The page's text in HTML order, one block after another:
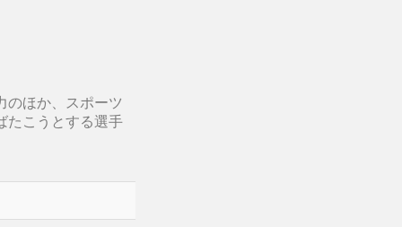
のほか、スポーツ
たこうとする選手